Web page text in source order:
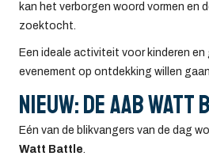
kan het verborgen woord vormen en
zoektocht.
Een ideale activiteit voor kinderen
evenement op ontdekking willen
Nieuw: de AAB
Eén van de blikvangers van de dag
Watt Battle.